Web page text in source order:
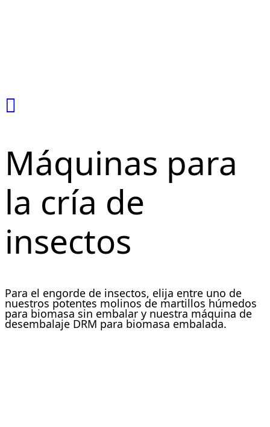
Máquinas para
la cría de
insectos
Para el engorde de insectos, elija entre uno de
nuestros potentes molinos de martillos húmedos
para biomasa sin embalar y nuestra máquina de
desembalaje DRM para biomasa embalada.